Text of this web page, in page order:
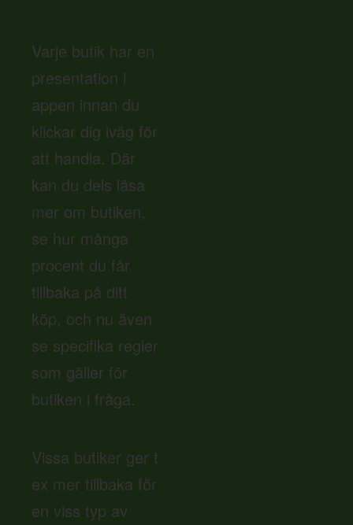
Varje butik har en
presentation i
appen innan du
klickar dig iväg för
att handla. Där
kan du dels läsa
mer om butiken,
se hur många
procent du får
tillbaka på ditt
köp, och nu även
se specifika regler
som gäller för
butiken i fråga.
Vissa butiker ger t
ex mer tillbaka för
en viss typ av